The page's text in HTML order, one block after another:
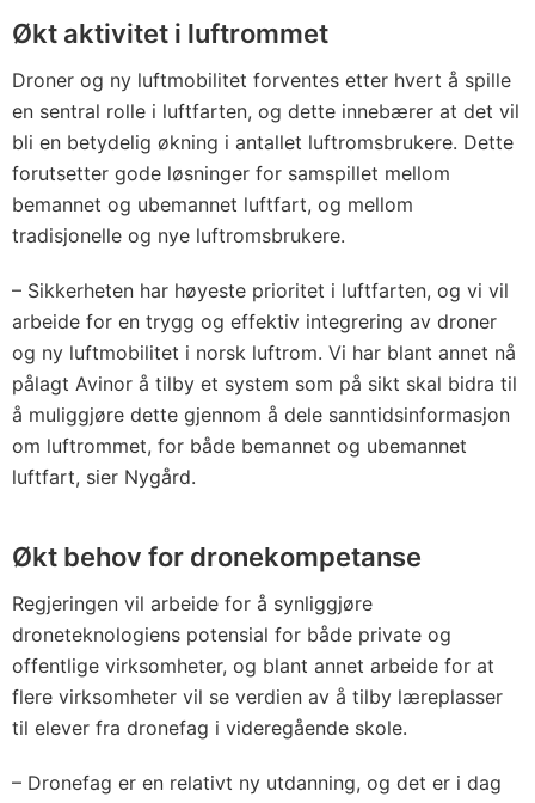
Økt aktivitet i luftrommet
Droner og ny luftmobilitet forventes etter hvert å spille
en sentral rolle i luftfarten, og dette innebærer at det vil
bli en betydelig økning i antallet luftromsbrukere. Dette
forutsetter gode løsninger for samspillet mellom
bemannet og ubemannet luftfart, og mellom
tradisjonelle og nye luftromsbrukere.
– Sikkerheten har høyeste prioritet i luftfarten, og vi vil
arbeide for en trygg og effektiv integrering av droner
og ny luftmobilitet i norsk luftrom. Vi har blant annet nå
pålagt Avinor å tilby et system som på sikt skal bidra til
å muliggjøre dette gjennom å dele sanntidsinformasjon
om luftrommet, for både bemannet og ubemannet
luftfart, sier Nygård.
Økt behov for dronekompetanse
Regjeringen vil arbeide for å synliggjøre
droneteknologiens potensial for både private og
offentlige virksomheter, og blant annet arbeide for at
flere virksomheter vil se verdien av å tilby læreplasser
til elever fra dronefag i videregående skole.
– Dronefag er en relativt ny utdanning, og det er i dag